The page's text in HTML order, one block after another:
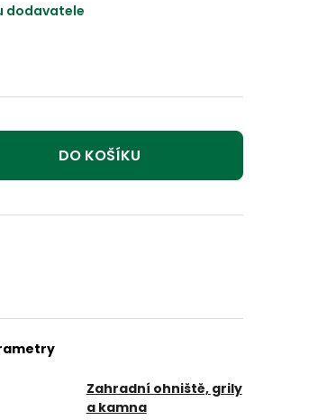
dodavatele
DO KOŠÍKU
Zahradní ohniště, grily
a kamna